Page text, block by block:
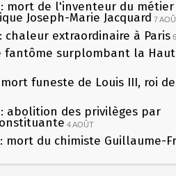
: mort de l'inventeur du
Joseph-Marie Jacquard 7
chaleur extraordinaire à Paris
fantôme surplombant la
funeste de Louis III, roi
abolition des privilèges par
4 AOÛT
mort du chimiste Guillaume-
La Fontaine : réouverture